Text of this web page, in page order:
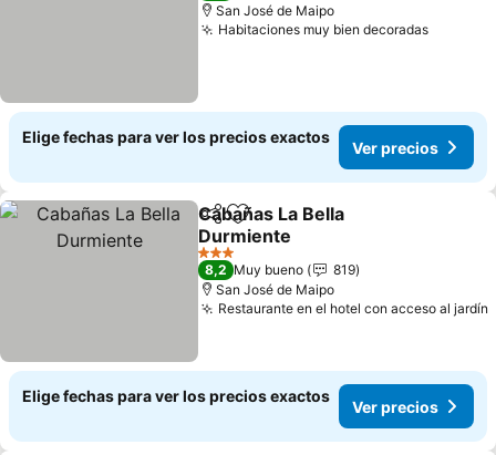
San José de Maipo
Habitaciones muy bien decoradasVer
Elige fechas para ver los precios exactos
Ver precios
CompartirAgregar a favoritos
Cabañas La Bella
Durmiente
Ver precios
3 Estrellas
8,2 Muy bueno
819
San José de Maipo
Restaurante en el hotel con acceso al jardín
Elige fechas para ver los precios exactos
Ver precios